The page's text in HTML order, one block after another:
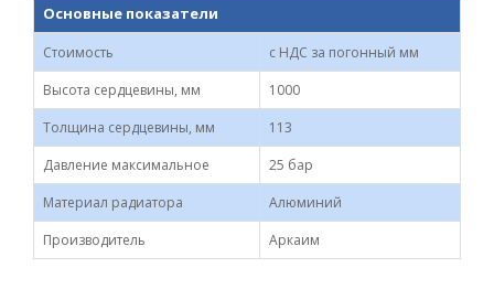
Основные показатели
Стоимость
с НДС за погонный мм
Высота сердцевины, мм
1000
Толщина сердцевины, мм
113
Давление максимальное
25 бар
Материал радиатора
Алюминий
Производитель
Аркаим